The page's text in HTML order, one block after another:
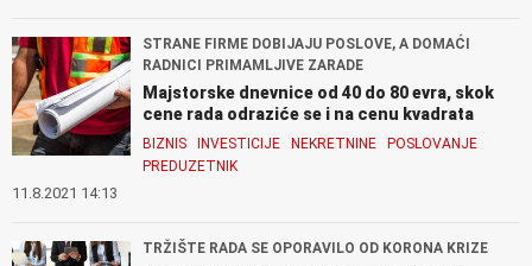
STRANE FIRME DOBIJAJU POSLOVE, A DOMAĆI
RADNICI PRIMAMLJIVE ZARADE
Majstorske dnevnice od 40 do 80 evra, skok
cene rada odraziće se i na cenu kvadrata
BIZNIS INVESTICIJE NEKRETNINE
POSLOVANJE
PREDUZETNIK
11.8.2021 14:13
TRŽIŠTE RADA SE OPORAVILO OD KORONA KRIZE